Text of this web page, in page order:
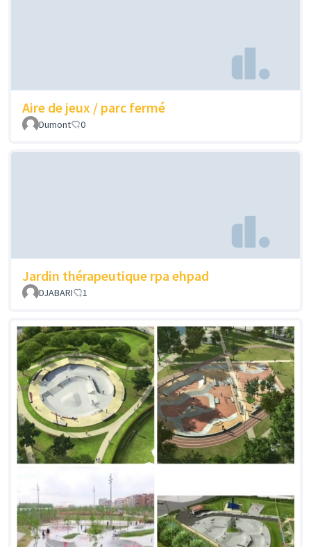
Aire de jeux / parc fermé
Dumont 0
Jardin thérapeutique rpa ehpad
DJABARI 1